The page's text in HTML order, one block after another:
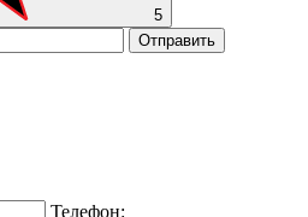
5
Отправить
Телефон: